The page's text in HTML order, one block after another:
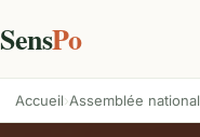
SensPo
Accueil Assemblée